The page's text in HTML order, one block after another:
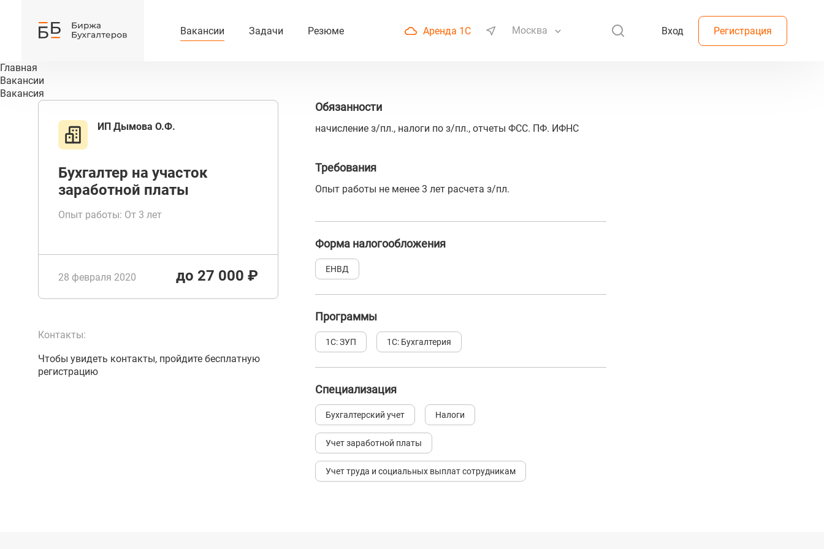
Вакансии Задачи Резюме Аренда 1С Москва Вход Регистрация
Главная
Вакансии
Вакансия
ИП Дымова О.Ф.
Бухгалтер на участок
заработной платы
Опыт работы: От 3 лет
28 февраля 2020 до 27 000 ₽
Контакты:
Чтобы увидеть контакты, пройдите бесплатную
регистрацию
Обязанности
начисление з/пл., налоги по з/пл., отчеты ФСС. ПФ. ИФНС
Требования
Опыт работы не менее 3 лет расчета з/пл.
Форма налогообложения
ЕНВД
Программы
1С: ЗУП 1С: Бухгалтерия
Специализация
Бухгалтерский учет Налоги
Учет заработной платы
Учет труда и социальных выплат сотрудникам